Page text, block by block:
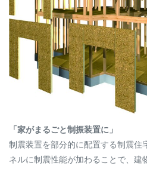
「家がまるごと制振装置に」
制震装置を部分的に配置する制震住
ネルに制震性能が加わることで、建